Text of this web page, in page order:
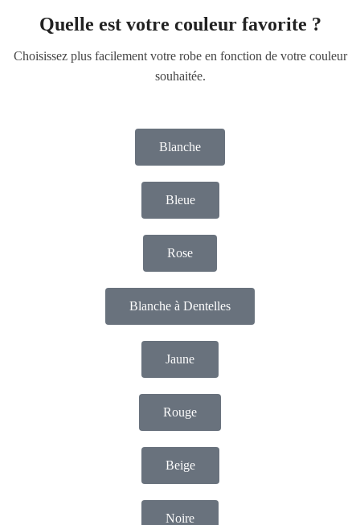
Quelle est votre couleur favorite ?
Choisissez plus facilement votre robe en fonction de votre couleur
souhaitée.
Blanche
Bleue
Rose
Blanche à Dentelles
Jaune
Rouge
Beige
Noire